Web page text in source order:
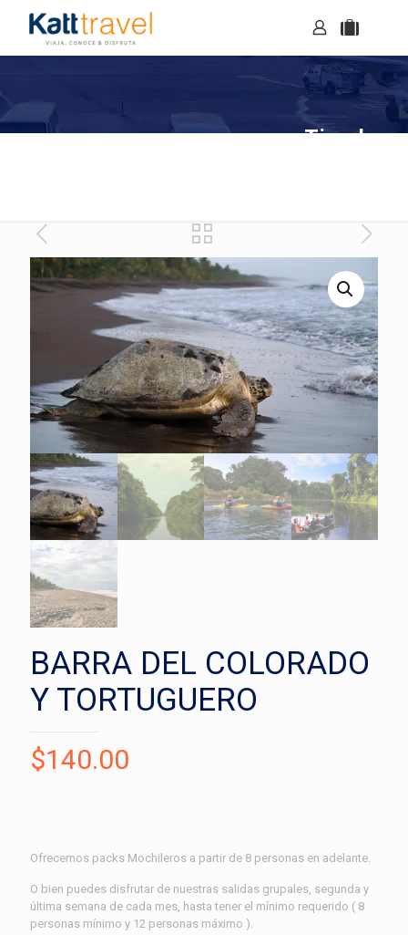
Tienda
BARRA DEL COLORADO
Y TORTUGUERO
$140.00
Ofrecemos packs Mochileros a partir de 8 personas en adelante.
O bien puedes disfrutar de nuestras salidas grupales, segunda y
última semana de cada mes, hasta tener el mínimo requerido ( 8
personas mínimo y 12 personas máximo ).